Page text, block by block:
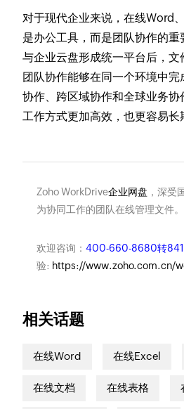
对于现代企业来说，在线Word
是办公工具，而是团队协作的
与企业云盘形成统一平台后，文
团队协作能够在同一个环境中
协作、跨区域协作和全球业务协
工作方式更加高效，也更容易长
Zoho WorkDrive企业网盘 ，深受
为协同工作的团队在线管理文件。
欢迎咨询： 400-660-8680转841
验: https://www.zoho.com.cn/
相关话题
在线Word 在线Excel
在线文档 在线表格